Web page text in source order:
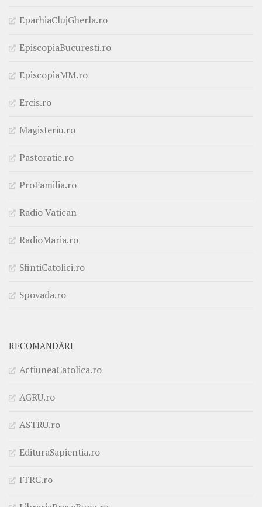
EparhiaClujGherla.ro
EpiscopiaBucuresti.ro
EpiscopiaMM.ro
Ercis.ro
Magisteriu.ro
Pastoratie.ro
ProFamilia.ro
Radio Vatican
RadioMaria.ro
SfintiCatolici.ro
Spovada.ro
RECOMANDĂRI
ActiuneaCatolica.ro
AGRU.ro
ASTRU.ro
EdituraSapientia.ro
ITRC.ro